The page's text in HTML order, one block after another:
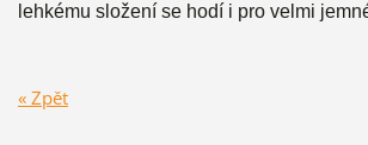
lehkému složení se hodí i pro velmi
« Zpět